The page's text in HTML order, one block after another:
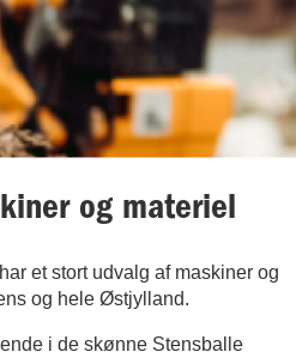
og materiel
et stort udvalg af maskiner og
og hele Østjylland.
i de skønne Stensballe